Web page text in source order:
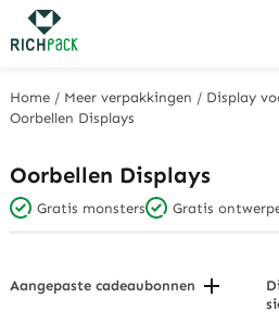
Home / Meer verpakkingen / Display
Oorbellen Displays
Oorbellen Displays
Gratis monsters Gratis
Aangepaste cadeaubonnen